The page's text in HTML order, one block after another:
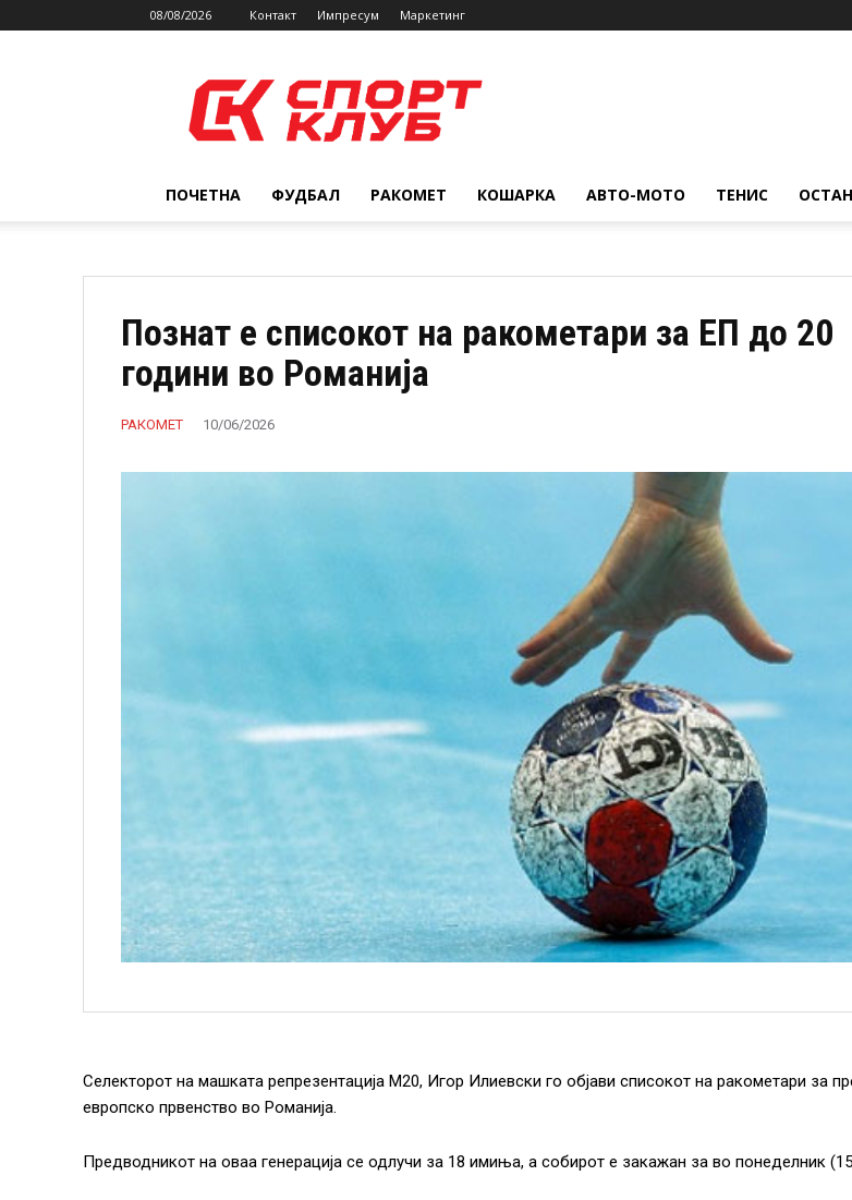
08/08/2026 Контакт Импресум Маркетинг
ПОЧЕТНА ФУДБАЛ РАКОМЕТ КОШАРКА АВТО-МОТО ТЕНИС
Познат е списокот на ракометари за ЕП до 20
години во Романија
РАКОМЕТ 10/06/2026
Селекторот на машката репрезентација М20, Игор Илиевски го објави списокот на ракометари за
европско првенство во Романија.
Предводникот на оваа генерација се одлучи за 18 имиња, а собирот е закажан за во понеделник